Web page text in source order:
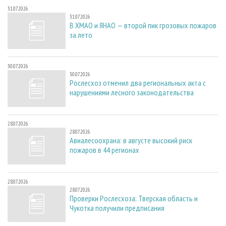
31.07.2026
31.07.2026
В ХМАО и ЯНАО — второй пик грозовых пожаров
за лето
30.07.2026
30.07.2026
Рослесхоз отменил два региональных акта с
нарушениями лесного законодательства
28.07.2026
28.07.2026
Авиалесоохрана: в августе высокий риск
пожаров в 44 регионах
28.07.2026
28.07.2026
Проверки Рослесхоза: Тверская область и
Чукотка получили предписания